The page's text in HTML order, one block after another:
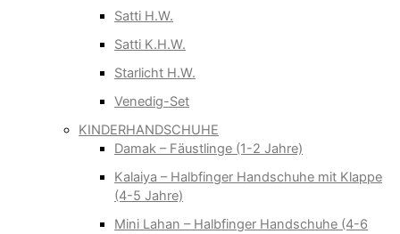
Satti H.W.
Satti K.H.W.
Starlicht H.W.
Venedig-Set
KINDERHANDSCHUHE
Damak – Fäustlinge (1-2 Jahre)
Kalaiya – Halbfinger Handschuhe mit Klappe
(4-5 Jahre)
Mini Lahan – Halbfinger Handschuhe (4-6